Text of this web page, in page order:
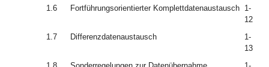
1.6
Fortführungsorientierter Komplettdatenaustausch 1-
12
1.7
Differenzdatenaustausch
1-
13